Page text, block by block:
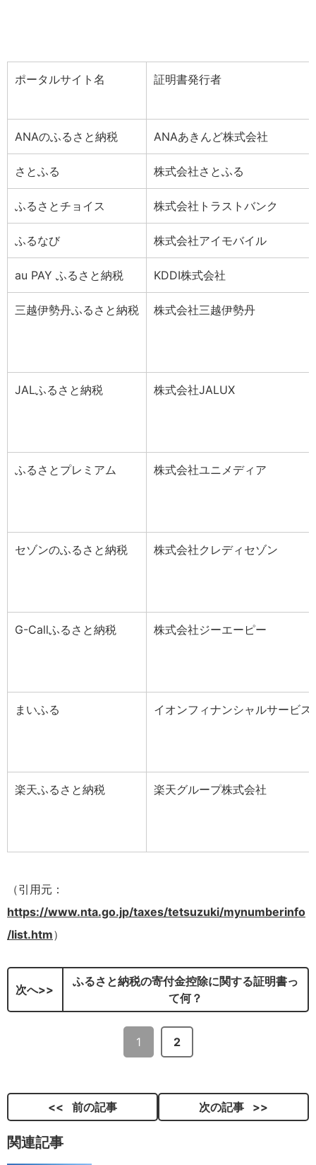
ポータルサイト名 証明書発行者
ANAのふるさと納税 ANAあきんど株式会社
さとふる 株式会社さとふる
ふるさとチョイス 株式会社トラストバンク
ふるなび 株式会社アイモバイル
au PAY ふるさと納税 KDDI株式会社
三越伊勢丹ふるさと納税 株式会社三越伊勢丹
JALふるさと納税 株式会社JALUX
ふるさとプレミアム 株式会社ユニメディア
セゾンのふるさと納税 株式会社クレディセゾン
G-Callふるさと納税 株式会社ジーエーピー
まいふる イオンフィナンシャルサービス
楽天ふるさと納税 楽天グループ株式会社
（引用元：
https://www.nta.go.jp/taxes/tetsuzuki/mynumberinfo
/list.htm）
次へ
ふるさと納税の寄付金控除に関する証明書っ
て何？
1 2
前の記事 次の記事
関連記事